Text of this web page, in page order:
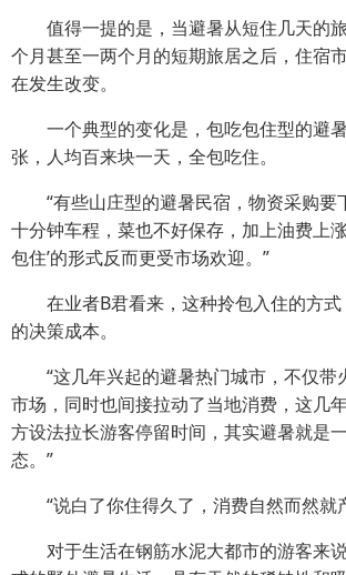
值得一提的是，当避暑从短住几天的
个月甚至一两个月的短期旅居之后，住宿
在发生改变。
一个典型的变化是，包吃包住型的避
张，人均百来块一天，全包吃住。
“有些山庄型的避暑民宿，物资采购要
十分钟车程，菜也不好保存，加上油费上
包住’的形式反而更受市场欢迎。”
在业者B君看来，这种拎包入住的方式
的决策成本。
“这几年兴起的避暑热门城市，不仅带
市场，同时也间接拉动了当地消费，这几
方设法拉长游客停留时间，其实避暑就是
态。”
“说白了你住得久了，消费自然而然就
对于生活在钢筋水泥大都市的游客来